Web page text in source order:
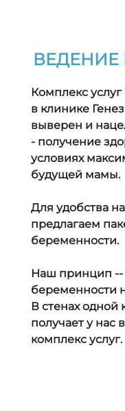
ВЕДЕНИЕ
Комплекс
в клинике
выверен и
- получение
условиях
будущей мамы.
Для удобства
предлагаем
беременности.
Наш принцип --
беременности
В стенах одной
получает у нас
комплекс услуг.